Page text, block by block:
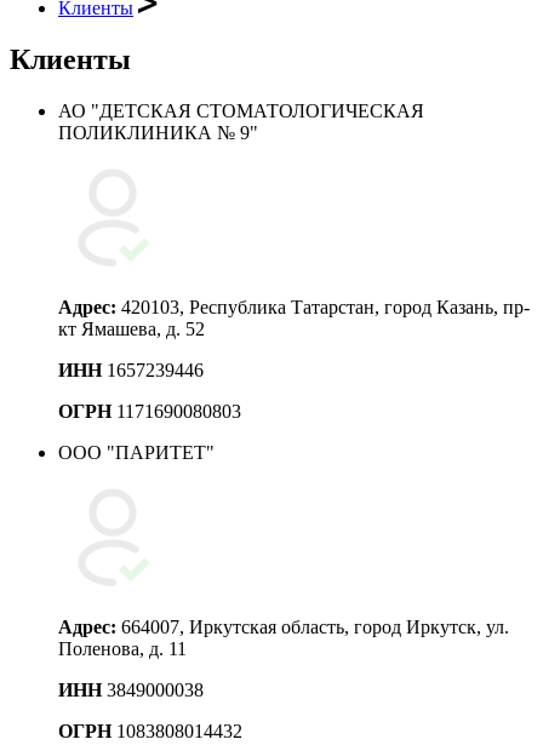
Клиенты
Клиенты
АО "ДЕТСКАЯ СТОМАТОЛОГИЧЕСКАЯ
ПОЛИКЛИНИКА № 9"
Адрес: 420103, Республика Татарстан, город Казань, пр-
кт Ямашева, д. 52
ИНН1657239446
ОГРН1171690080803
ООО "ПАРИТЕТ"
Адрес: 664007, Иркутская область, город Иркутск, ул.
Поленова, д. 11
ИНН3849000038
ОГРН1083808014432